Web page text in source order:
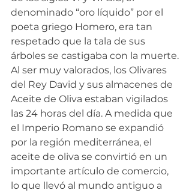
denominado “oro líquido” por el
poeta griego Homero, era tan
respetado que la tala de sus
árboles se castigaba con la muerte.
Al ser muy valorados, los Olivares
del Rey David y sus almacenes de
Aceite de Oliva estaban vigilados
las 24 horas del día. A medida que
el Imperio Romano se expandió
por la región mediterránea, el
aceite de oliva se convirtió en un
importante artículo de comercio,
lo que llevó al mundo antiguo a